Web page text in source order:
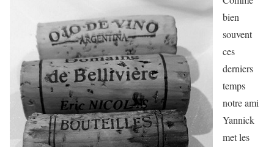
bien
souvent
ces
derniers
temps
notre ami
Yannick
met les